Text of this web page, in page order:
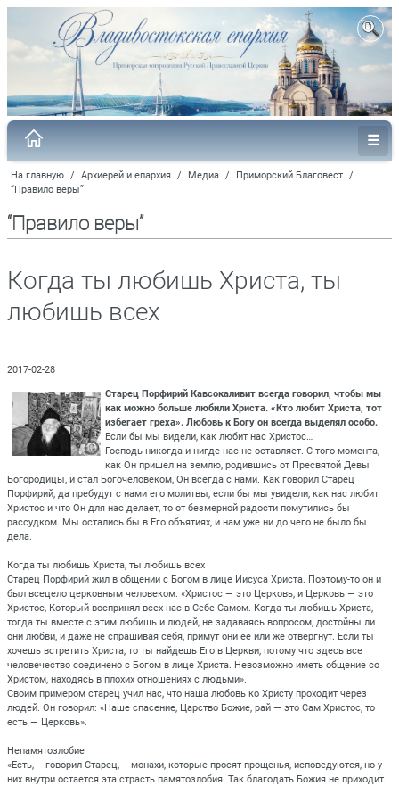
На главную / Архиерей и епархия / Медиа / Приморский Благовест /
“Правило веры”
“Правило веры”
Когда ты любишь Христа, ты
любишь всех
2017-02-28
Старец Порфирий Кавсокаливит всегда говорил, чтобы мы
как можно больше любили Христа. «Кто любит Христа, тот
избегает греха». Любовь к Богу он всегда выделял особо.
Если бы мы видели, как любит нас Христос…
Господь никогда и нигде нас не оставляет. С того момента,
как Он пришел на землю, родившись от Пресвятой Девы
Богородицы, и стал Богочеловеком, Он всегда с нами. Как говорил Старец
Порфирий, да пребудут с нами его молитвы, если бы мы увидели, как нас любит
Христос и что Он для нас делает, то от безмерной радости помутились бы
рассудком. Мы остались бы в Его объятиях, и нам уже ни до чего не было бы
дела.
Когда ты любишь Христа, ты любишь всех
Старец Порфирий жил в общении с Богом в лице Иисуса Христа. Поэтому-то он и
был всецело церковным человеком. «Христос — это Церковь, и Церковь — это
Христос, Который воспринял всех нас в Себе Самом. Когда ты любишь Христа,
тогда ты вместе с этим любишь и людей, не задаваясь вопросом, достойны ли
они любви, и даже не спрашивая себя, примут они ее или же отвергнут. Если ты
хочешь встретить Христа, то ты найдешь Его в Церкви, потому что здесь все
человечество соединено с Богом в лице Христа. Невозможно иметь общение со
Христом, находясь в плохих отношениях с людьми».
Своим примером старец учил нас, что наша любовь ко Христу проходит через
людей. Он говорил: «Наше спасение, Царство Божие, рай — это Сам Христос, то
есть — Церковь».
Непамятозлобие
«Есть, — говорил Старец, — монахи, которые просят прощенья, исповедуются, но у
них внутри остается эта страсть памятозлобия. Так благодать Божия не приходит.